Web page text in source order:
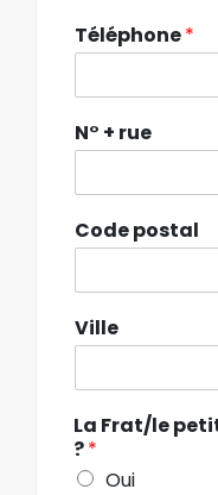
Téléphone*
N° + rue
Code postal
Ville
La Frat/le
?*
Oui